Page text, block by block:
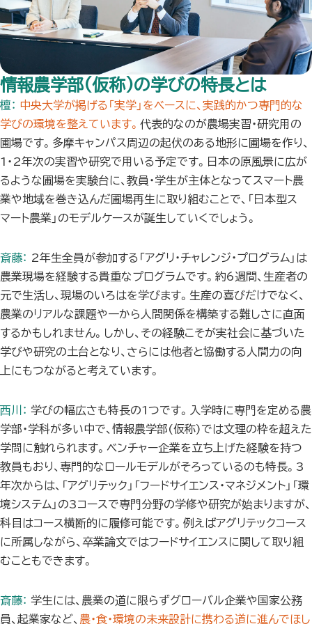
情報農学部(仮称)の学びの特長とは
檀： 中央大学が掲げる「実学」をベースに、実践的かつ専門的な
学びの環境を整えています。 代表的なのが農場実習・研究用の
圃場です。多摩キャンパス周辺の起伏のある地形に圃場を作り、
1・2年次の実習や研究で用いる予定です。日本の原風景に広が
るような圃場を実験台に、教員・学生が主体となってスマート農
業や地域を巻き込んだ圃場再生に取り組むことで、「日本型ス
マート農業」のモデルケースが誕生していくでしょう。
斎藤： 2年生全員が参加する「アグリ・チャレンジ・プログラム」は
農業現場を経験する貴重なプログラムです。約6週間、生産者の
元で生活し、現場のいろはを学びます。生産の喜びだけでなく、
農業のリアルな課題や一から人間関係を構築する難しさに直面
するかもしれません。しかし、その経験こそが実社会に基づいた
学びや研究の土台となり、さらには他者と協働する人間力の向
上にもつながると考えています。
西川： 学びの幅広さも特長の1つです。入学時に専門を定める農
学部・学科が多い中で、情報農学部(仮称)では文理の枠を超えた
学問に触れられます。ベンチャー企業を立ち上げた経験を持つ
教員もおり、専門的なロールモデルがそろっているのも特長。3
年次からは、「アグリテック」「フードサイエンス・マネジメント」「環
境システム」の3コースで専門分野の学修や研究が始まりますが、
科目はコース横断的に履修可能です。例えばアグリテックコース
に所属しながら、卒業論文ではフードサイエンスに関して取り組
むこともできます。
斎藤： 学生には、農業の道に限らずグローバル企業や国家公務
員、起業家など、 農・食・環境の未来設計に携わる道に進んでほし